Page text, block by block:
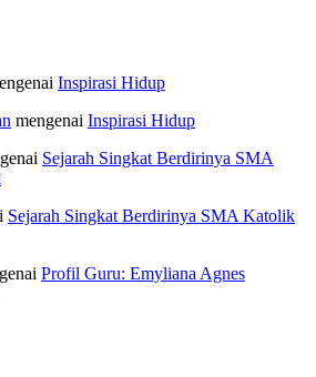
Inspirasi Hidup
mengenai Inspirasi Hidup
Sejarah Singkat Berdirinya SMA
Sejarah Singkat Berdirinya SMA Katolik
Profil Guru: Emyliana Agnes